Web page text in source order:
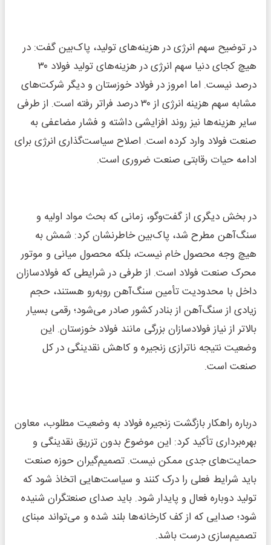
در توضیح سهم انرژی در هزینه‌های تولید، پاک‌بین گفت: در
هیچ کجای دنیا سهم انرژی در هزینه‌های تولید فولاد ۳۰
درصد نیست. اما امروز در فولاد خوزستان و دیگر شرکت‌های
مشابه سهم هزینه انرژی از ۳۰ درصد فراتر رفته است. از طرفی
سایر هزینه‌ها نیز روند افزایشی داشته و فشار مضاعفی به
صنعت فولاد وارد کرده است. اصلاح سیاست‌گذاری انرژی برای
ادامه حیات رقابتی صنعت ضروری است.
در بخش دیگری از گفت‌وگو، زمانی که بحث مواد اولیه و
سنگ‌آهن مطرح شد، پاک‌بین خاطرنشان کرد: شمش به‌
هیچ‌ وجه محصول خام نیست، بلکه محصول میانی و موتور
محرک صنعت فولاد است. از طرفی در شرایطی که فولادسازان
داخل با محدودیت تأمین سنگ‌آهن روبه‌رو هستند، حجم
زیادی از سنگ‌آهن از بنادر کشور صادر می‌شود؛ رقمی بسیار
بالاتر از نیاز فولادسازان بزرگی مانند فولاد خوزستان. این
وضعیت نتیجه ناترازی زنجیره و کاهش نقدینگی در کل
صنعت است.
درباره راهکار بازگشت زنجیره فولاد به وضعیت مطلوب، معاون
بهره‌برداری تأکید کرد: این موضوع بدون تزریق نقدینگی و
حمایت‌های جدی ممکن نیست. تصمیم‌گیران حوزه صنعت
باید شرایط فعلی را درک کنند و سیاست‌هایی اتخاذ شود که
تولید دوباره فعال و پایدار شود. باید صدای صنعتگران شنیده
شود؛ صدایی که از کف کارخانه‌ها بلند شده و می‌تواند مبنای
تصمیم‌سازی درست باشد.